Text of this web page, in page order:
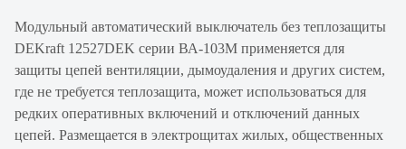
Модульный автоматический выключатель без теплозащиты
DEKraft 12527DEK серии ВА-103М применяется для
защиты цепей вентиляции, дымоудаления и других систем,
где не требуется теплозащита, может использоваться для
редких оперативных включений и отключений данных
цепей. Размещается в электрощитах жилых, общественных